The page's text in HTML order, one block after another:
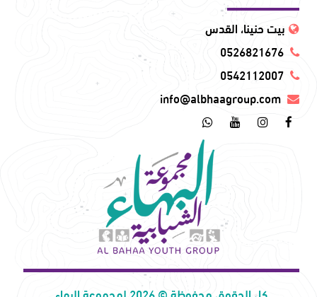
بيت حنينا، القدس
0526821676
0542112007
info@albhaagroup.com